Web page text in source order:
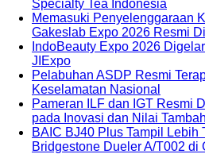
Specialty Tea Indonesia
Memasuki Penyelenggaraan
Gakeslab Expo 2026 Resmi
IndoBeauty Expo 2026
JIExpo
Pelabuhan ASDP Resmi
Keselamatan Nasional
Pameran ILF dan IGT Resmi
pada Inovasi dan Nilai Tambah
BAIC BJ40 Plus Tampil Lebih
Bridgestone Dueler A/T002 di